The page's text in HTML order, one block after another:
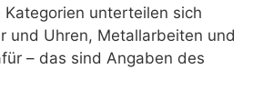
unterteilen sich
und Uhren, Metallarbeiten und
– das sind Angaben des